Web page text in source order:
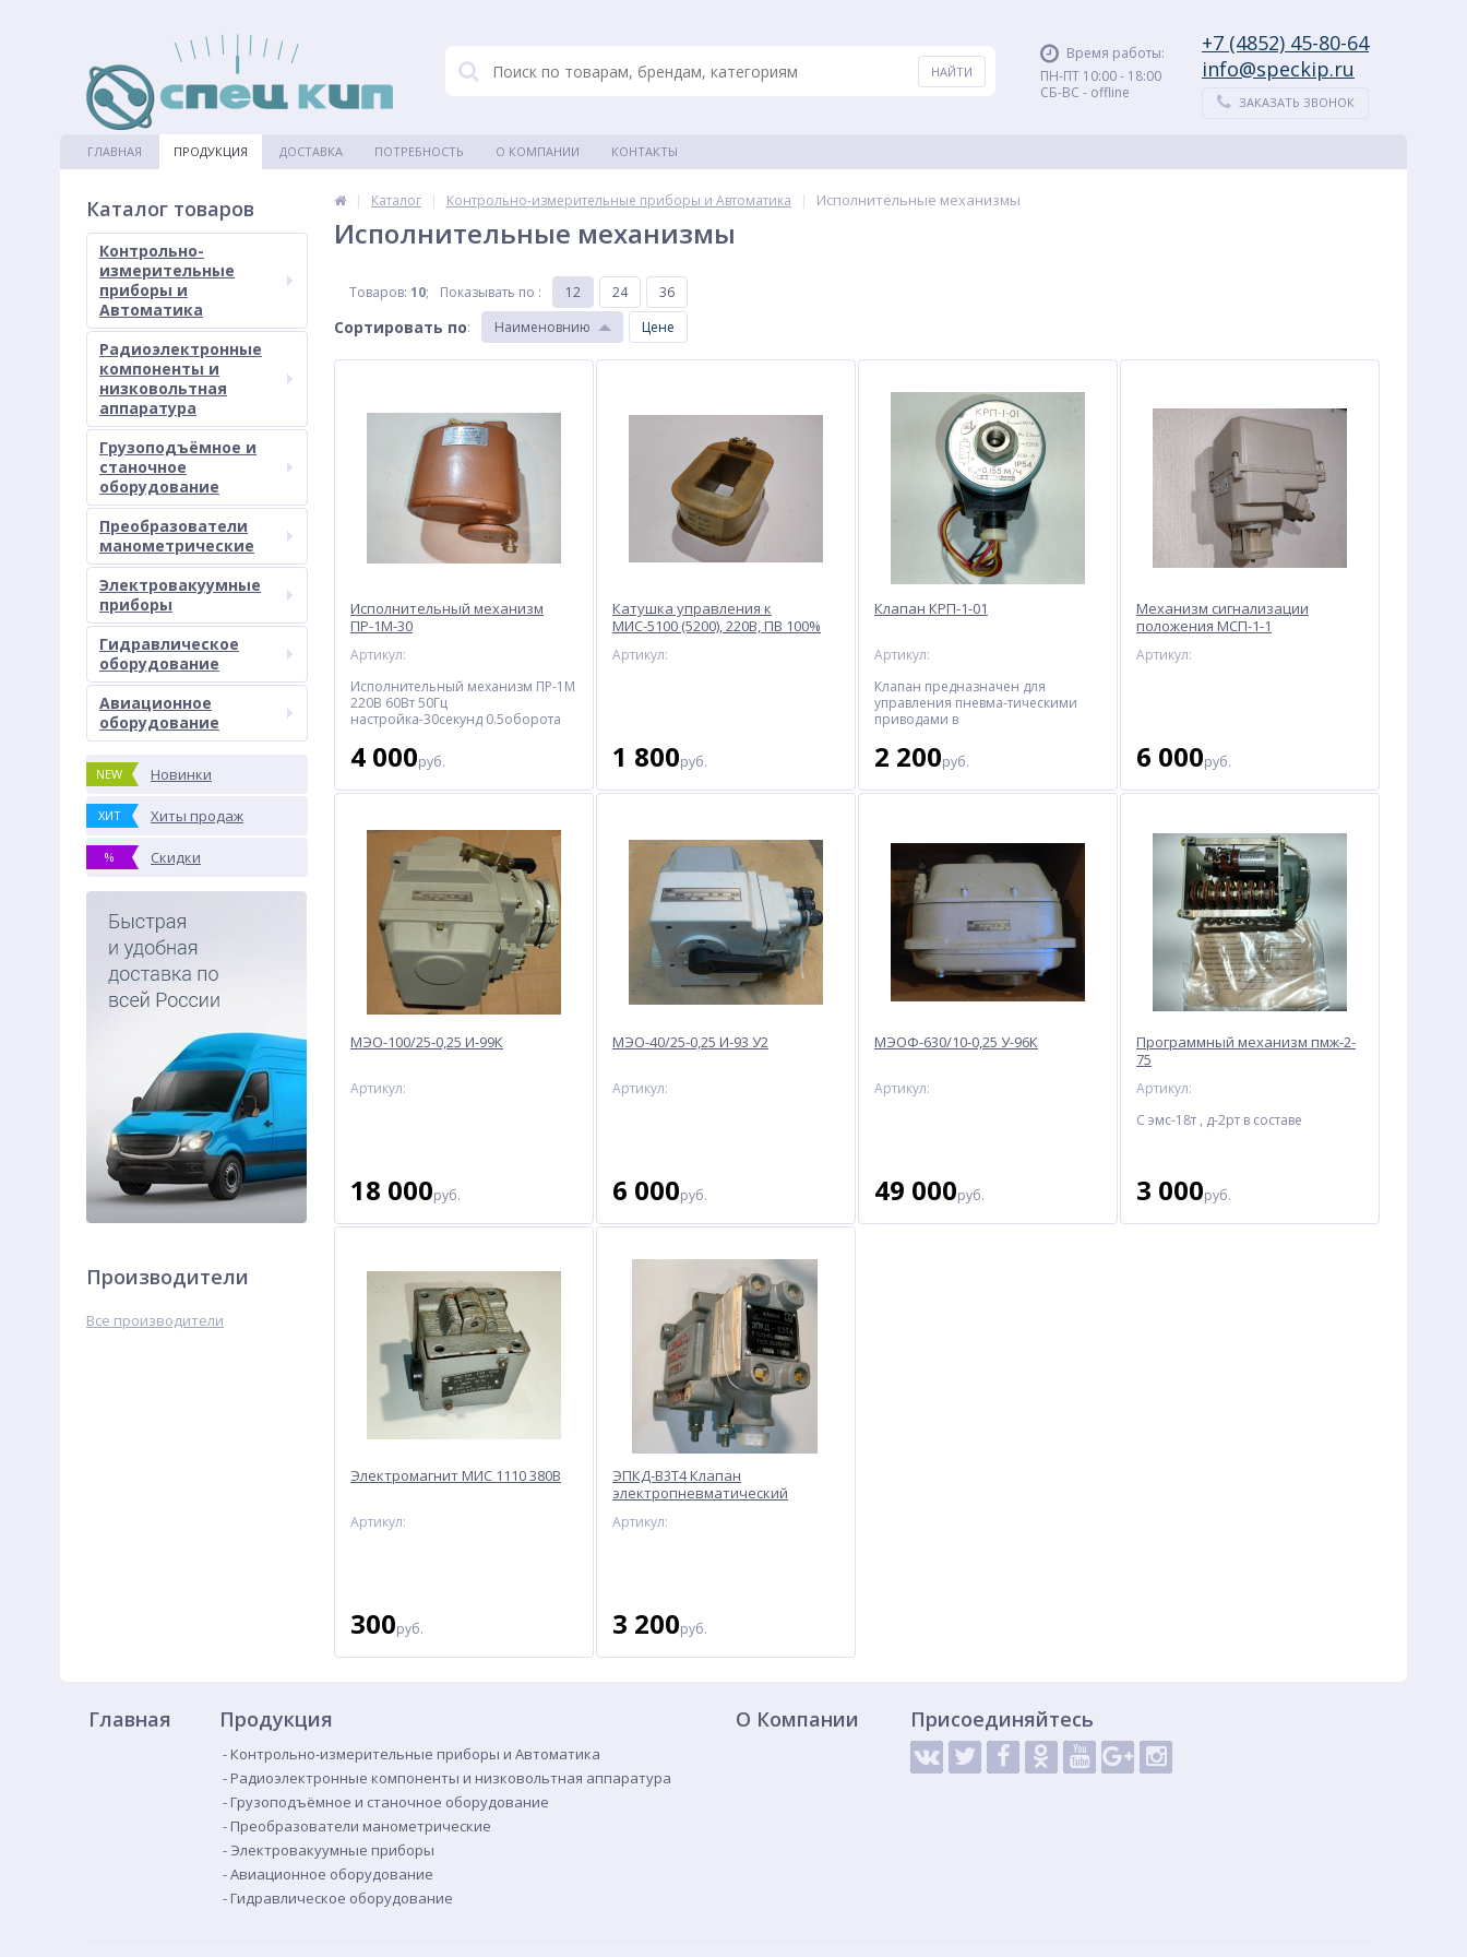
Время работы:
ПН-ПТ 10:00 - 18:00
СБ-ВС - offline
+7 (4852) 45-80-64
info@speckip.ru
ЗАКАЗАТЬ ЗВОНОК
ГЛАВНАЯ ПРОДУКЦИЯ ДОСТАВКА ПОТРЕБНОСТЬ О КОМПАНИИ КОНТАКТЫ
Каталог товаров
Контрольно-
измерительные
приборы и
Автоматика
Радиоэлектронные
компоненты и
низковольтная
аппаратура
Грузоподъёмное и
станочное
оборудование
Преобразователи
манометрические
Электровакуумные
приборы
Гидравлическое
оборудование
Авиационное
оборудование
NEW Новинки
ХИТ Хиты продаж
% Скидки
Производители
Все производители
| Каталог | Контрольно-измерительные приборы и Автоматика | Исполнительные механизмы
Исполнительные механизмы
Товаров: 10; Показывать по : 12 24 36
Сортировать по: Наименовнию Цене
Исполнительный механизм
ПР-1М-30
Артикул:
Исполнительный механизм ПР-1М
220В 60Вт 50Гц
настройка-30секунд 0.5оборота
регулирующих запорно-
регулирующих и запорных
210х180х120мм
4 000руб.
Катушка управления к
МИС-5100 (5200), 220В, ПВ 100%
Артикул:
1 800руб.
Клапан КРП-1-01
Артикул:
Клапан предназначен для
управления пневма-тическими
приводами в
управления технологическими
процессами.
2 200руб.
Механизм сигнализации
положения МСП-1-1
Артикул:
6 000руб.
МЭО-100/25-0,25 И-99К
Артикул:
18 000руб.
МЭО-40/25-0,25 И-93 У2
Артикул:
6 000руб.
МЭОФ-630/10-0,25 У-96К
Артикул:
49 000руб.
Программный механизм пмж-2-
75
Артикул:
С эмс-18т , д-2рт в составе
3 000руб.
Электромагнит МИС 1110 380В
Артикул:
300руб.
ЭПКД-В3Т4 Клапан
электропневматический
Артикул:
3 200руб.
Главная Продукция
Контрольно-измерительные приборы и Автоматика
Радиоэлектронные компоненты и низковольтная аппаратура
Грузоподъёмное и станочное оборудование
Преобразователи манометрические
Электровакуумные приборы
Авиационное оборудование
Гидравлическое оборудование
О Компании Присоединяйтесь